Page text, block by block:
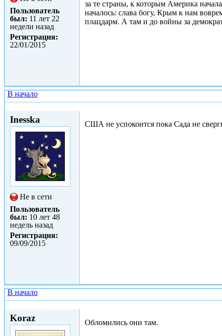
Пользователь
был: 11 лет 22
недели назад
Регистрация:
22/01/2015
за те страны, к которым Америка
началось: слава богу, Крым к нам
плацдарм. А там и до войны за
В начало
Inesska
Не в сети
Пользователь
был: 10 лет 48
недель назад
Регистрация:
09/09/2015
США не успокоится пока Сада не
В начало
Koraz Обломились они там.